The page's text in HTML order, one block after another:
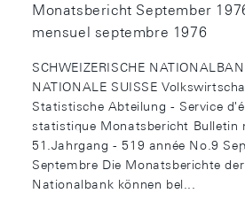
Monatsbericht September
mensuel septembre 1976
SCHWEIZERISCHE
NATIONALE SUISSE
Statistische Abteilung - Service
statistique Monatsbericht Bulletin
51.Jahrgang - 519 année No.9
Septembre Die Monatsberichte der
Nationalbank können bel...